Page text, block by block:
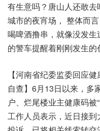
有生意吗？唐山人还敢
城市的夜宵场， 整体而
喝啤酒撸串，就像没发
的警车提醒着刚刚发生的
【河南省纪委监委回应
自查】6月13日以来，多
户、烂尾楼业主健康码
工作人员表示，近日接到